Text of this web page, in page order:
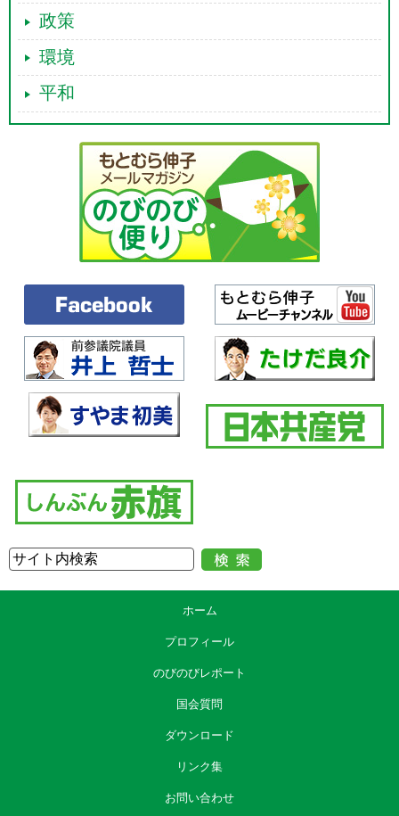
政策
環境
平和
ホーム
プロフィール
のびのびレポート
国会質問
ダウンロード
リンク集
お問い合わせ